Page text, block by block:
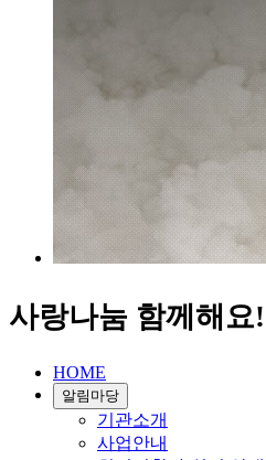
사랑나눔 함께해요!
HOME
알림마당
기관소개
사업안내